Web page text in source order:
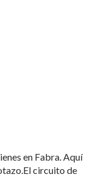
en Fabra. Aquí
circuito de